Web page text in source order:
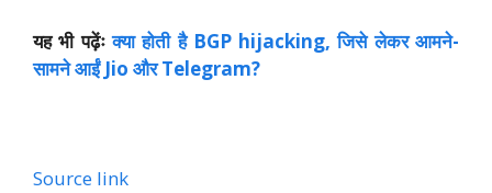
यह भी पढ़ेंःक्या होती है BGP hijacking, जिसे लेकर आमने-
सामने आईं Jio और Telegram?
Source link